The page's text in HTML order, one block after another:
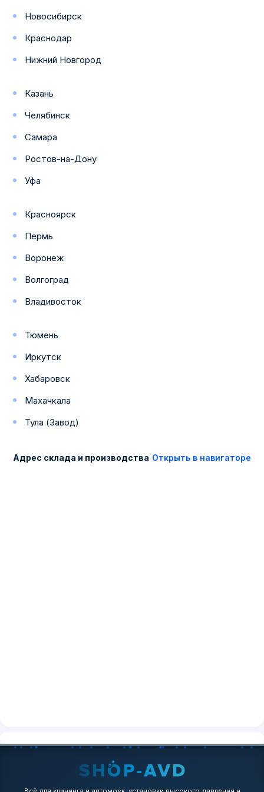
Новосибирск
Краснодар
Нижний Новгород
Казань
Челябинск
Самара
Ростов-на-Дону
Уфа
Красноярск
Пермь
Воронеж
Волгоград
Владивосток
Тюмень
Иркутск
Хабаровск
Махачкала
Тула (Завод)
Адрес склада и производства Открыть в навигаторе